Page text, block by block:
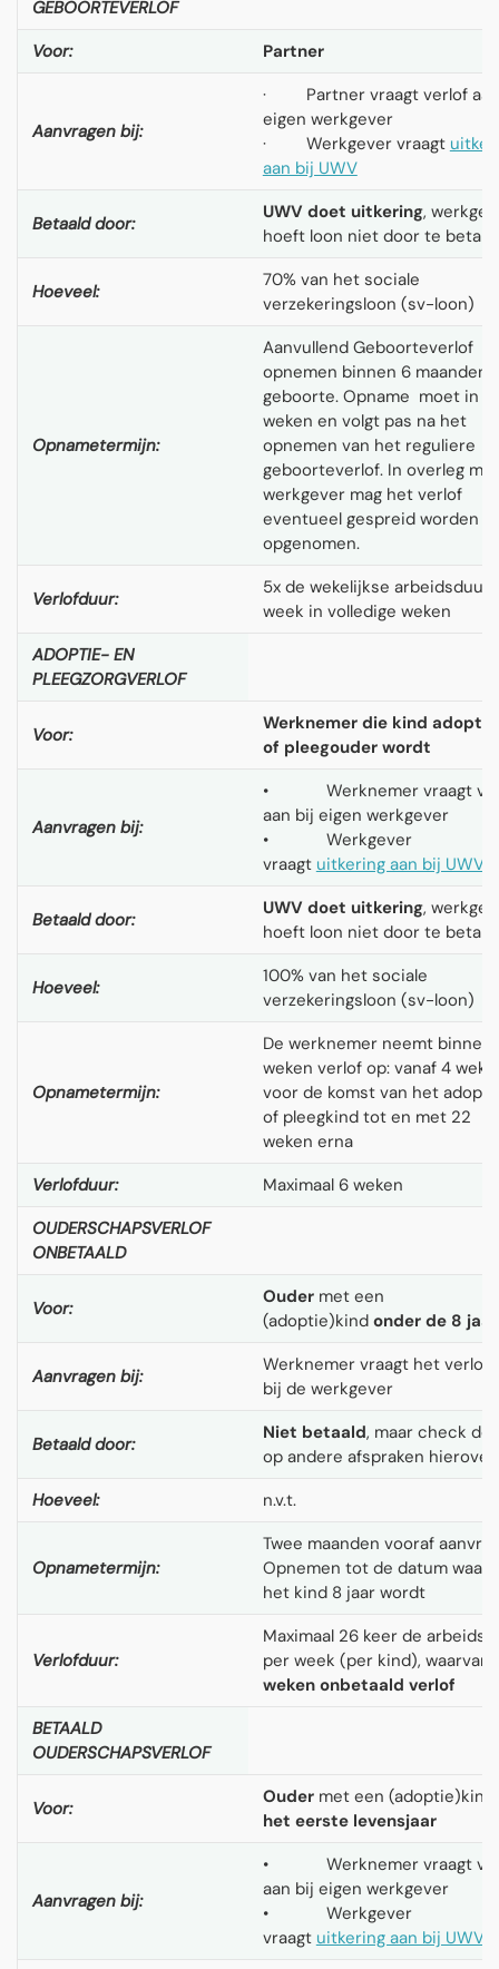
GEBOORTEVERLOF
Voor:
Partner
Aanvragen bij:
· Partner vraagt verlof
eigen werkgever
· Werkgever vraagt
aan bij UWV
Betaald door:
UWV doet uitkering,
hoeft loon niet door te
Hoeveel:
70% van het sociale
verzekeringsloon (sv-loon)
Opnametermijn:
Aanvullend Geboorteverlof
opnemen binnen 6 maanden
geboorte. Opname moet in
weken en volgt pas na het
opnemen van het reguliere
geboorteverlof. In overleg met
werkgever mag het verlof
eventueel gespreid worden
opgenomen.
Verlofduur:
5x de wekelijkse arbeidsduur
week in volledige weken
ADOPTIE- EN
PLEEGZORGVERLOF
Voor:
Werknemer die kind
of pleegouder wordt
Aanvragen bij:
• Werknemer vraagt
aan bij eigen werkgever
• Werkgever
vraagt uitkering aan bij UWV
Betaald door:
UWV doet uitkering,
hoeft loon niet door te
Hoeveel:
100% van het sociale
verzekeringsloon (sv-loon)
Opnametermijn:
De werknemer neemt binnen
weken verlof op: vanaf 4
voor de komst van het
of pleegkind tot en met 22
weken erna
Verlofduur:
Maximaal 6 weken
OUDERSCHAPSVERLOF
ONBETAALD
Voor:
Oudermet een
(adoptie)kind onder de 8 jaar
Aanvragen bij:
Werknemer vraagt het verlof
bij de werkgever
Betaald door:
Niet betaald, maar check de
op andere afspraken hierover
Hoeveel:
n.v.t.
Opnametermijn:
Twee maanden vooraf
Opnemen tot de datum
het kind 8 jaar wordt
Verlofduur:
Maximaal 26 keer de
per week (per kind), waarvan
weken onbetaald verlof
BETAALD
OUDERSCHAPSVERLOF
Voor:
Oudermet een (adoptie)kind
het eerste levensjaar
Aanvragen bij:
• Werknemer vraagt
aan bij eigen werkgever
• Werkgever
vraagt uitkering aan bij UWV